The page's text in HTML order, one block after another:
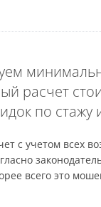
расчет
по стажу
с учетом всех
всего это